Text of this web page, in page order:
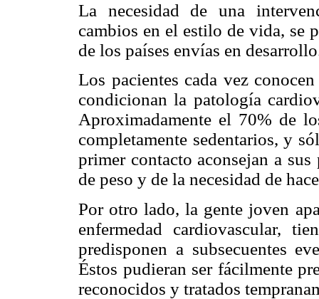
La necesidad de una
cambios en el estilo de vida, se
de los países envías en
Los pacientes cada vez
condicionan la patología
Aproximadamente el 70% de
completamente sedentarios, y
primer contacto aconsejan a
de peso y de la necesidad de
Por otro lado, la gente joven
enfermedad cardiovascular,
predisponen a subsecuentes
Éstos pudieran ser fácilmente
reconocidos y tratados